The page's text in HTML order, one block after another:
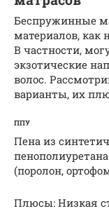
Беспружинные
материалов, как
В частности,
экзотические
волос.
варианты, их
ППУ
Пена из
(поролон,
Плюсы: Низкая